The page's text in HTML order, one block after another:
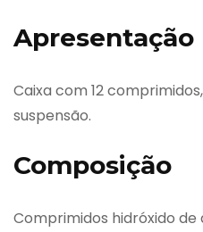
Apresentação
Caixa com 12
suspensão.
Composição
Comprimidos hidróxido de